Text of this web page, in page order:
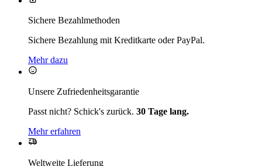
Sichere Bezahlmethoden
Sichere Bezahlung mit Kreditkarte oder PayPal.
Mehr dazu
Unsere Zufriedenheitsgarantie
Passt nicht? Schick's zurück. 30 Tage lang.
Mehr erfahren
Weltweite Lieferung